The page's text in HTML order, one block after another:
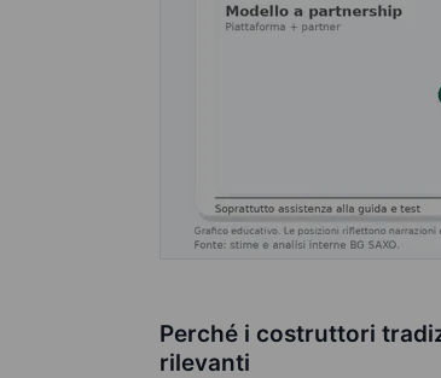
Perché i costruttori
rilevanti